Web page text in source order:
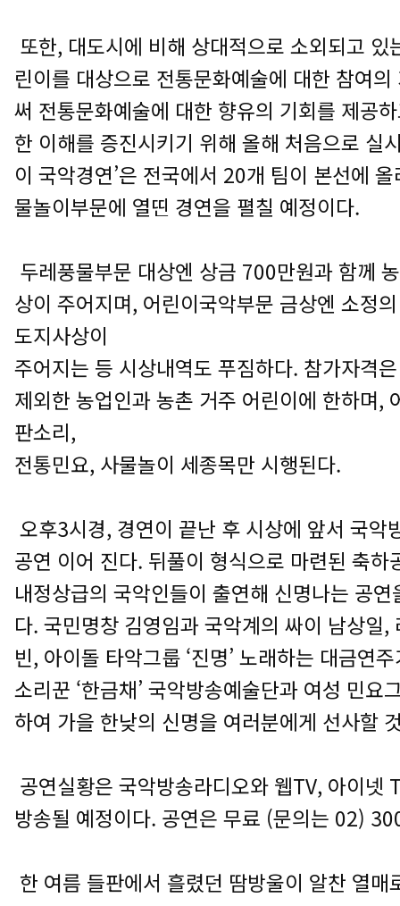
또한, 대도시에 비해 상대적으로 소외되고 있
린이를 대상으로 전통문화예술에 대한 참여
써 전통문화예술에 대한 향유의 기회를 제공
한 이해를 증진시키기 위해 올해 처음으로 실
이 국악경연’은 전국에서 20개 팀이 본선에
물놀이부문에 열띤 경연을 펼칠 예정이다.
두레풍물부문 대상엔 상금 700만원과 함께
상이 주어지며, 어린이국악부문 금상엔 소정
도지사상이
주어지는 등 시상내역도 푸짐하다. 참가자격
제외한 농업인과 농촌 거주 어린이에 한하며,
판소리,
전통민요, 사물놀이 세종목만 시행된다.
오후3시경, 경연이 끝난 후 시상에 앞서 국악
공연 이어 진다. 뒤풀이 형식으로 마련된 축하
내정상급의 국악인들이 출연해 신명나는 공
다. 국민명창 김영임과 국악계의 싸이 남상일,
빈, 아이돌 타악그룹 ‘진명’ 노래하는 대금연
소리꾼 ‘한금채’ 국악방송예술단과 여성 민요
하여 가을 한낮의 신명을 여러분에게 선사할
공연실황은 국악방송라디오와 웹TV, 아이넷
방송될 예정이다. 공연은 무료 (문의는 02)
한 여름 들판에서 흘렸던 땀방울이 알찬 열매